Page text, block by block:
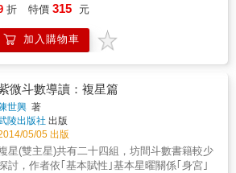
系，將來要注意何事等等，皆有命理可循。
折 特價 315 元
加入購物車
微斗數導讀：複星篇
世興 著
陵出版社 出版
05/05 出版
星(雙主星)共有二十四組，坊間斗數書籍較少
討，作者依｢基本賦性｣基本星曜關係｢身宮｣